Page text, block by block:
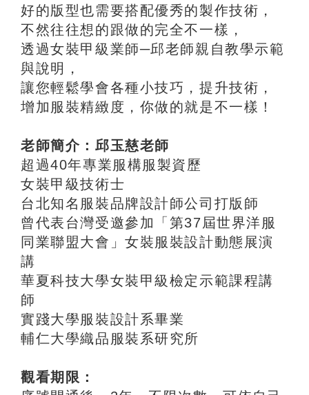
好的版型也需要搭配優秀的製作技術，
不然往往想的跟做的完全不一樣，
透過女裝甲級業師─邱老師親自教學示範
與說明，
讓您輕鬆學會各種小技巧，提升技術，
增加服裝精緻度，你做的就是不一樣！
老師簡介：邱玉慈老師
超過40年專業服構服製資歷
女裝甲級技術士
台北知名服裝品牌設計師公司打版師
曾代表台灣受邀參加「第37屆世界洋服
同業聯盟大會」女裝服裝設計動態展演
講
華夏科技大學女裝甲級檢定示範課程講
師
實踐大學服裝設計系畢業
輔仁大學織品服裝系研究所
觀看期限：